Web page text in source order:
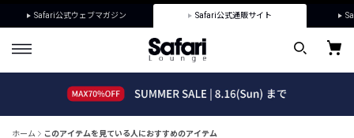
Safari公式ウェブマガジン Safari公式通販サイト
ホーム このアイテムを見ている人におすすめのアイテム